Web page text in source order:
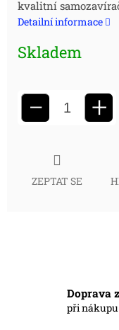
cena:
kvalitní
Detailní informace
Skladem
− +
ZEPTAT SE
Doprava
při nákupu